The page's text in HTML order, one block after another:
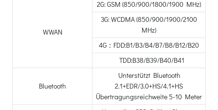
WWAN
2G: GSM (850/900/1800/1900 MHz)
3G: WCDMA (850/900/1900/2100
MHz)
4G：FDD:B1/B3/B4/B7/B8/B12/B20
TDD:B38/B39/B40/B41
Bluetooth
Unterstützt Bluetooth
2.1+EDR/3.0+HS/4.1+HS
Übertragungsreichweite 5-10 Meter